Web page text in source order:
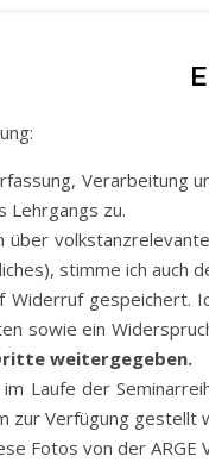
Verarbeitung
Lehrgangs zu.
über
stimme ich
gespeichert.
sowie ein
weitergegeben.
Laufe der
zur Verfügung gestellt
Fotos von der